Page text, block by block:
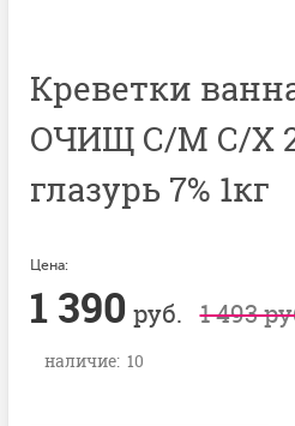
Креветки
ОЧИЩ С/М С/Х
глазурь 7% 1кг
Цена:
1 390 руб.1 493
наличие: 10